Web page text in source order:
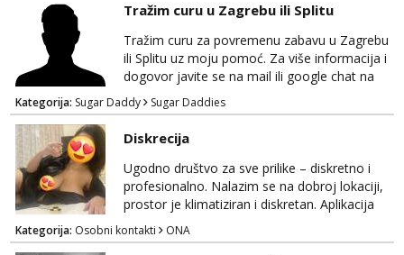
za dopisivanja Za dogovor mi piši direktno na
WhatsApp – ako znaš što želiš, bit će ti
nagrađeno.
Tražim curu u Zagrebu ili Splitu
Tražim curu za povremenu zabavu u Zagrebu
ili Splitu uz moju pomoć. Za više informacija i
dogovor javite se na mail ili google chat na
oneofakind999111@gmail.com
Kategorija: Sugar Daddy Sugar Daddies
Diskrecija
Ugodno društvo za sve prilike – diskretno i
profesionalno. Nalazim se na dobroj lokaciji,
prostor je klimatiziran i diskretan. Aplikacija
what sapp 0957660399.
Kategorija: Osobni kontakti ONA